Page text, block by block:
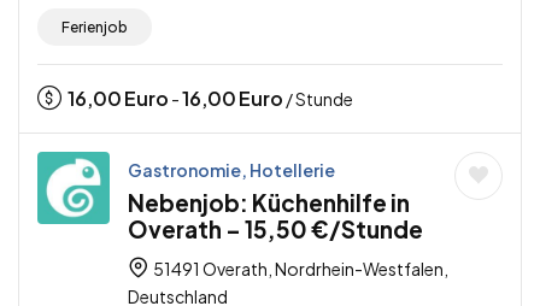
Ferienjob
16,00Euro -16,00Euro / Stunde
Gastronomie, Hotellerie
Nebenjob: Küchenhilfe in
Overath – 15,50 €/Stunde
51491 Overath, Nordrhein-Westfalen,
Deutschland